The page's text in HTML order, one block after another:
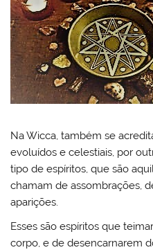
Na Wicca, também se
evoluídos e celestiais, por
tipo de espíritos, que são
chamam de assombrações,
aparições.
Esses são espíritos que
corpo, e de desencarnarem